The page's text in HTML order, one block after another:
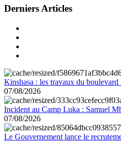
Derniers Articles
Kinshasa : les travaux du
07/08/2026
Incident au Camp Luka : Samuel
07/08/2026
Le Gouvernement lance le